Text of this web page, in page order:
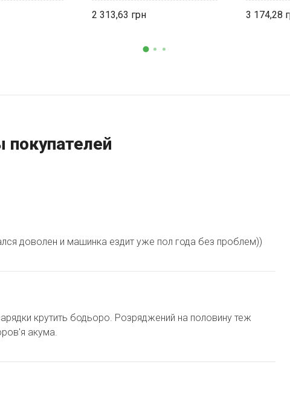
2 313,63 3 174,28
доволен и машинка ездит уже пол года без проблем))
крутить бодьоро. Розряджений на половину теж
акума.